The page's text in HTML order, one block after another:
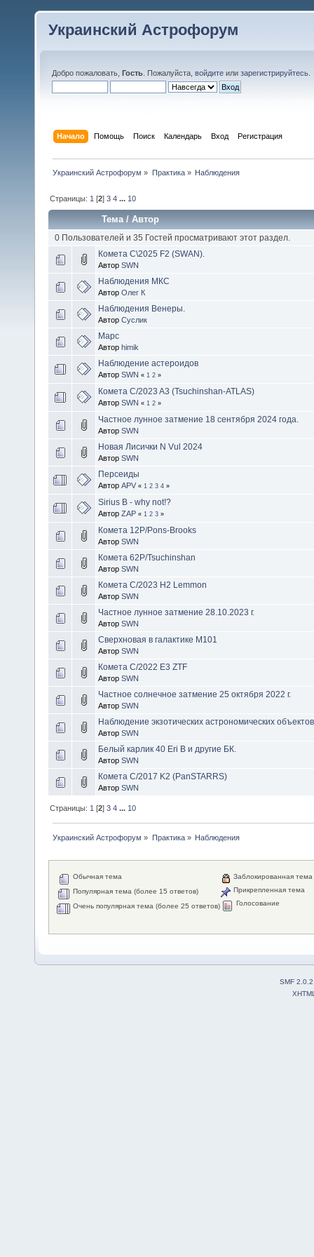
Украинский Астрофорум
Добро пожаловать, Гость . Пожалуйста, войдите или зарегистрируйтесь
Начало Помощь Поиск Календарь Вход Регистрация
Украинский Астрофорум » Практика» Наблюдения
Страницы: 1 [2]3 4 ... 10
Тема/Автор
0 Пользователей и 35 Гостей просматривают этот раздел.
Комета С\2025 F2 (SWAN).
Автор SWN
Наблюдения МКС
Автор Олег К
Наблюдения Венеры.
Автор Cуслик
Марс
Автор himik
Наблюдение астероидов
Автор SWN « 1 2 »
Комета C/2023 A3 (Tsuchinshan-ATLAS)
Автор SWN « 1 2 »
Частное лунное затмение 18 сентября 2024 года.
Автор SWN
Новая Лисички N Vul 2024
Автор SWN
Персеиды
Автор APV « 1 2 3 4 »
Sirius B - why not!?
Автор ZAP « 1 2 3 »
Комета 12P/Pons-Brooks
Автор SWN
Комета 62P/Tsuchinshan
Автор SWN
Комета C/2023 H2 Lemmon
Автор SWN
Частное лунное затмение 28.10.2023 г.
Автор SWN
Сверхновая в галактике М101
Автор SWN
Комета C/2022 E3 ZTF
Автор SWN
Частное солнечное затмение 25 октября 2022 г.
Автор SWN
Наблюдение экзотических астрономических
Автор SWN
Белый карлик 40 Eri B и другие БК.
Автор SWN
Комета C/2017 K2 (PanSTARRS)
Автор SWN
Страницы: 1 [2]3 4 ... 10
Украинский Астрофорум » Практика» Наблюдения
Обычная тема
Популярная тема (более 15 ответов)
Очень популярная тема (более 25 ответов)
Заблокированная тема
Прикрепленная тема
Голосование
SMF 2.0.2